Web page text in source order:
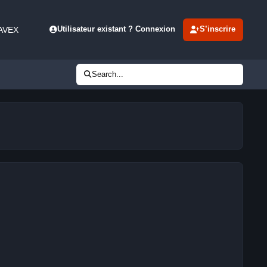
Utilisateur existant ? Connexion S’inscrire
Search...